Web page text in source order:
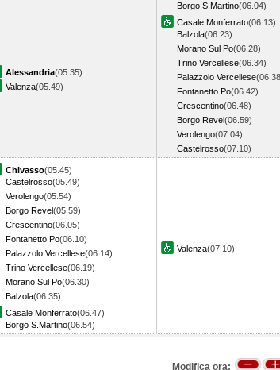
Alessandria(05.35)
Valenza(05.49)
Borgo S.Martino(06.04)
Casale Monferrato(06.13)
Balzola(06.23)
Morano Sul Po(06.28)
Trino Vercellese(06.34)
Palazzolo Vercellese
Fontanetto Po(06.42)
Crescentino(06.48)
Borgo Revel(06.59)
Verolengo(07.04)
Castelrosso(07.10)
Chivasso(05.45)
Castelrosso(05.49)
Verolengo(05.54)
Borgo Revel(05.59)
Crescentino(06.05)
Fontanetto Po(06.10)
Palazzolo Vercellese(06.14)
Trino Vercellese(06.19)
Morano Sul Po(06.30)
Balzola(06.35)
Casale Monferrato(06.47)
Borgo S.Martino(06.54)
Valenza(07.10)
Modifica ora: